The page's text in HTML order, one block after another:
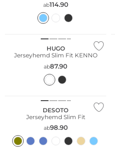
ab114.90
HUGO
Jerseyhemd Slim Fit KENNO
ab87.90
DESOTO
Jerseyhemd Slim Fit
ab98.90